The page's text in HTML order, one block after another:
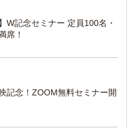
W記念セミナー 定員100名・
席！
記念！ZOOM無料セミナー開